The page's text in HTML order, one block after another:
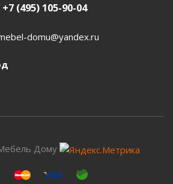
+7 (495) 105-90-04
domu@yandex.ru
Дому